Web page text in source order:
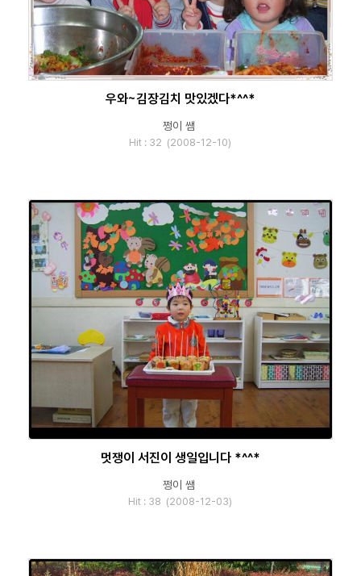
우와~김장김치 맛있겠다*^^*
쩡이 쌤
Hit : 32 (2008-12-10)
멋쟁이 서진이 생일입니다 *^^*
쩡이 쌤
Hit : 38 (2008-12-03)